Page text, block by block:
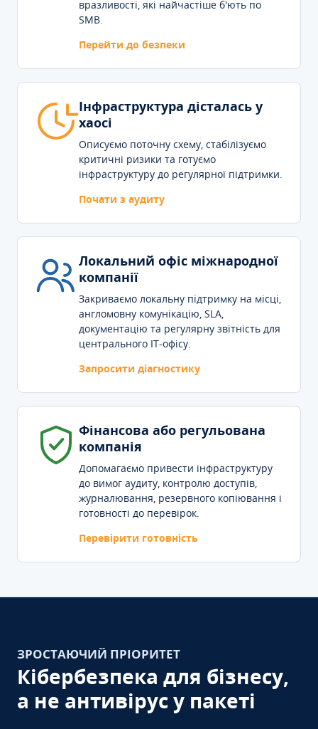
вразливості, які найчастіше б'ють по
SMB.
Перейти до безпеки
Інфраструктура дісталась у
хаосі
Описуємо поточну схему, стабілізуємо
критичні ризики та готуємо
інфраструктуру до регулярної підтримки.
Почати з аудиту
Локальний офіс міжнародної
компанії
Закриваємо локальну підтримку на місці,
англомовну комунікацію, SLA,
документацію та регулярну звітність для
центрального IT-офісу.
Запросити діагностику
Фінансова або регульована
компанія
Допомагаємо привести інфраструктуру
до вимог аудиту, контролю доступів,
журналювання, резервного копіювання і
готовності до перевірок.
Перевірити готовність
ЗРОСТАЮЧИЙ ПРІОРИТЕТ
Кібербезпека для бізнесу,
а не антивірус у пакеті